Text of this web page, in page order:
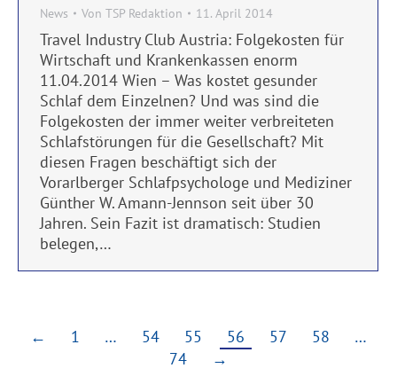
News Von TSP Redaktion 11. April 2014
Travel Industry Club Austria: Folgekosten für
Wirtschaft und Krankenkassen enorm
11.04.2014 Wien – Was kostet gesunder
Schlaf dem Einzelnen? Und was sind die
Folgekosten der immer weiter verbreiteten
Schlafstörungen für die Gesellschaft? Mit
diesen Fragen beschäftigt sich der
Vorarlberger Schlafpsychologe und Mediziner
Günther W. Amann-Jennson seit über 30
Jahren. Sein Fazit ist dramatisch: Studien
belegen,…
← 1 … 54 55 56 57 58
…
74
→